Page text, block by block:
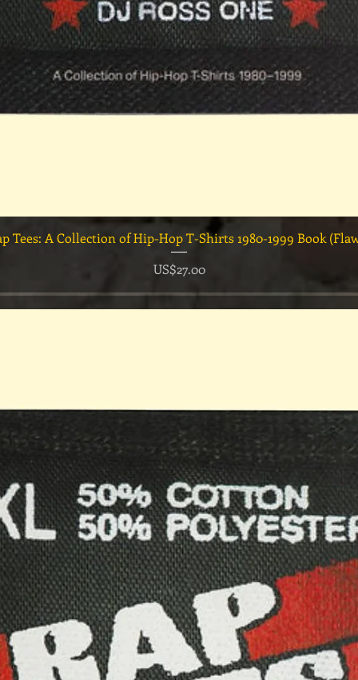
快速瀏覽
Tees: A Collection of Hip-Hop T-Shirts 1980-1999 Book
價格
US$27.00